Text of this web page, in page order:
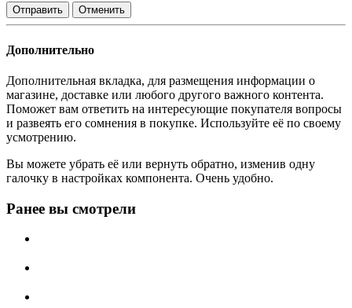
Отменить
Дополнительно
Дополнительная вкладка, для размещения информации о
магазине, доставке или любого другого важного контента.
Поможет вам ответить на интересующие покупателя вопросы
и развеять его сомнения в покупке. Используйте её по своему
усмотрению.
Вы можете убрать её или вернуть обратно, изменив одну
галочку в настройках компонента. Очень удобно.
Ранее вы смотрели